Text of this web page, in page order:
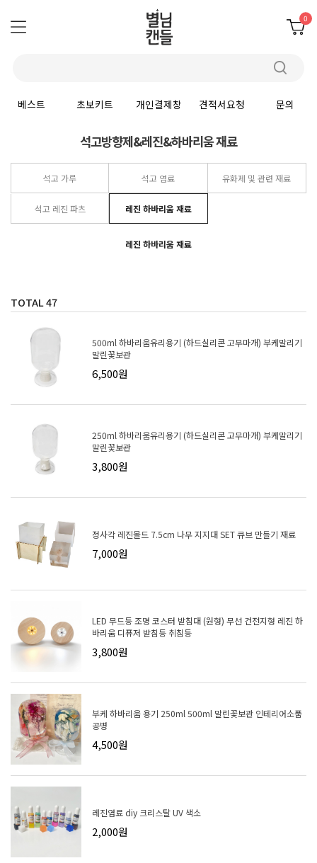
0
베스트 초보키트 개인결제창 견적서요청 문의
석고방향제&레진&하바리움 재료
석고 가루 석고 염료 유화제 및 관련 재료
석고 레진 파츠 레진 하바리움 재료
레진 하바리움 재료
TOTAL47
500ml 하바리움유리용기 (하드실리콘 고무마개) 부케말리기
말린꽃보관
6,500원
250ml 하바리움유리용기 (하드실리콘 고무마개) 부케말리기
말린꽃보관
3,800원
정사각 레진몰드 7.5cm 나무 지지대 SET 큐브 만들기 재료
7,000원
LED 무드등 조명 코스터 받침대 (원형) 무선 건전지형 레진 하
바리움 디퓨저 받침등 취침등
3,800원
부케 하바리움 용기 250ml 500ml 말린꽃보관 인테리어소품
공병
4,500원
레진염료 diy 크리스탈 UV 색소
2,000원